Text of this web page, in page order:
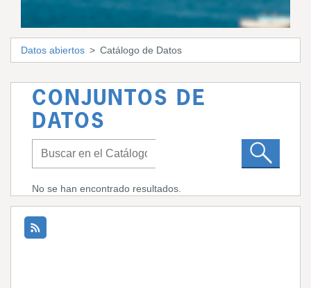
Datos abiertos Catálogo de Datos
CONJUNTOS DE
DATOS
No se han encontrado resultados.